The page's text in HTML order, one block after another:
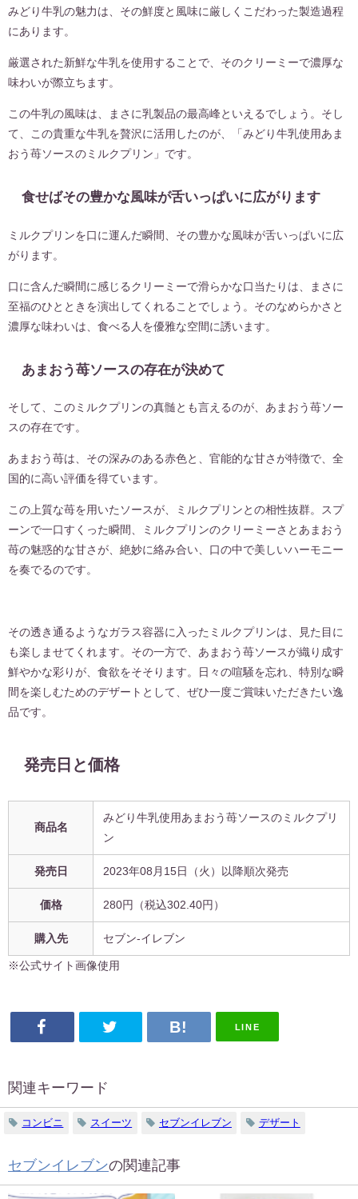
みどり牛乳の魅力は、その鮮度と風味に厳しくこだわった製造過程
にあります。
厳選された新鮮な牛乳を使用することで、そのクリーミーで濃厚な
味わいが際立ちます。
この牛乳の風味は、まさに乳製品の最高峰といえるでしょう。そし
て、この貴重な牛乳を贅沢に活用したのが、「みどり牛乳使用あま
おう苺ソースのミルクプリン」です。
食せばその豊かな風味が舌いっぱいに広がります
ミルクプリンを口に運んだ瞬間、その豊かな風味が舌いっぱいに広
がります。
口に含んだ瞬間に感じるクリーミーで滑らかな口当たりは、まさに
至福のひとときを演出してくれることでしょう。そのなめらかさと
濃厚な味わいは、食べる人を優雅な空間に誘います。
あまおう苺ソースの存在が決めて
そして、このミルクプリンの真髄とも言えるのが、あまおう苺ソー
スの存在です。
あまおう苺は、その深みのある赤色と、官能的な甘さが特徴で、全
国的に高い評価を得ています。
この上質な苺を用いたソースが、ミルクプリンとの相性抜群。スプ
ーンで一口すくった瞬間、ミルクプリンのクリーミーさとあまおう
苺の魅惑的な甘さが、絶妙に絡み合い、口の中で美しいハーモニー
を奏でるのです。
その透き通るようなガラス容器に入ったミルクプリンは、見た目に
も楽しませてくれます。その一方で、あまおう苺ソースが織り成す
鮮やかな彩りが、食欲をそそります。日々の喧騒を忘れ、特別な瞬
間を楽しむためのデザートとして、ぜひ一度ご賞味いただきたい逸
品です。
発売日と価格
商品名
みどり牛乳使用あまおう苺ソースのミルクプリ
ン
発売日 2023年08月15日（火）以降順次発売
価格 280円（税込302.40円）
購入先 セブン-イレブン
※公式サイト画像使用
LINE
関連キーワード
コンビニ スイーツ セブンイレブン デザート
セブンイレブンの関連記事